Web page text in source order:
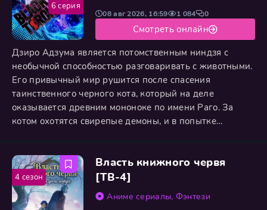
Дзиро Адзума является потомственным ниндзя с
необычной способностью разговаривать с животными.
Его привычный мир рушится после спасения
таинственного черного кота, который на деле
оказывается древним мононоке по имени Раго. За
котом охотятся свирепые демоны, и в попытке
спасителя, даруя ему вторую жизнь и
сверхчеловеческие способности. Теперь парень
становится живым оружием в руках
правительственного
08 авг 2026, 16:59 1 084 0
Смотреть онлайн
6 серия
Власть книжного червя
[ТВ-4]
Аниме сериалы, Фэнтези
4 сезон